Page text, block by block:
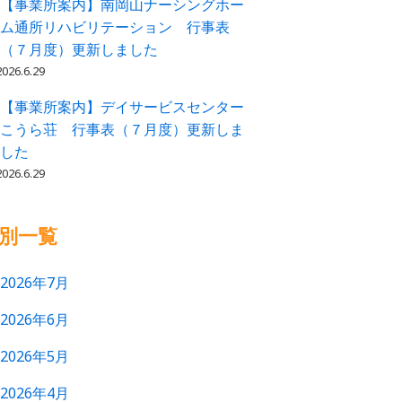
【事業所案内】南岡山ナーシングホー
ム通所リハビリテーション 行事表
（７月度）更新しました
【事業所案内】デイサービスセンター
こうら荘 行事表（７月度）更新しま
した
一覧
2026年7月
2026年6月
2026年5月
2026年4月